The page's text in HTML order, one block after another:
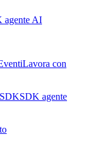
agente AI
Lavora con
SDK agente